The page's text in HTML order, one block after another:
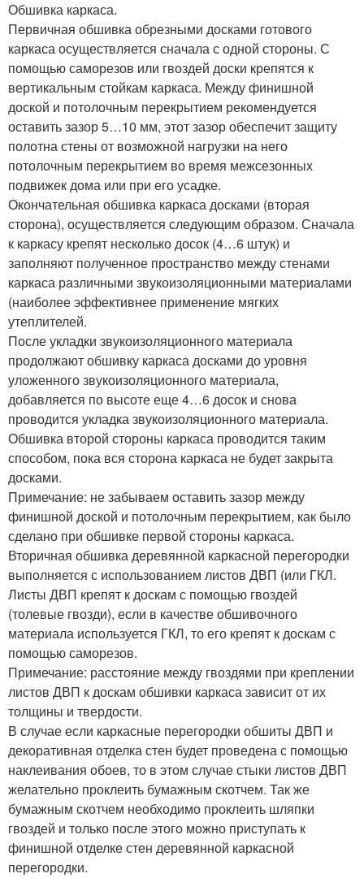
Обшивка каркаса.
Первичная обшивка обрезными досками готового
каркаса осуществляется сначала с одной стороны. С
помощью саморезов или гвоздей доски крепятся к
вертикальным стойкам каркаса. Между финишной
доской и потолочным перекрытием рекомендуется
оставить зазор 5…10 мм, этот зазор обеспечит защиту
полотна стены от возможной нагрузки на него
потолочным перекрытием во время межсезонных
подвижек дома или при его усадке.
Окончательная обшивка каркаса досками (вторая
сторона), осуществляется следующим образом. Сначала
к каркасу крепят несколько досок (4…6 штук) и
заполняют полученное пространство между стенами
каркаса различными звукоизоляционными материалами
(наиболее эффективнее применение мягких
утеплителей.
После укладки звукоизоляционного материала
продолжают обшивку каркаса досками до уровня
уложенного звукоизоляционного материала,
добавляется по высоте еще 4…6 досок и снова
проводится укладка звукоизоляционного материала.
Обшивка второй стороны каркаса проводится таким
способом, пока вся сторона каркаса не будет закрыта
досками.
Примечание: не забываем оставить зазор между
финишной доской и потолочным перекрытием, как было
сделано при обшивке первой стороны каркаса.
Вторичная обшивка деревянной каркасной перегородки
выполняется с использованием листов ДВП (или ГКЛ.
Листы ДВП крепят к доскам с помощью гвоздей
(толевые гвозди), если в качестве обшивочного
материала используется ГКЛ, то его крепят к доскам с
помощью саморезов.
Примечание: расстояние между гвоздями при креплении
листов ДВП к доскам обшивки каркаса зависит от их
толщины и твердости.
В случае если каркасные перегородки обшиты ДВП и
декоративная отделка стен будет проведена с помощью
наклеивания обоев, то в этом случае стыки листов ДВП
желательно проклеить бумажным скотчем. Так же
бумажным скотчем необходимо проклеить шляпки
гвоздей и только после этого можно приступать к
финишной отделке стен деревянной каркасной
перегородки.